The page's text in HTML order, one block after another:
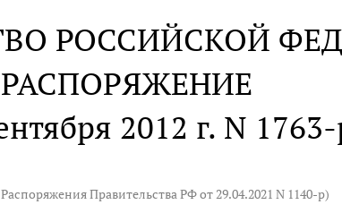
РОССИЙСКОЙ
РАСПОРЯЖЕНИЕ
2012 г. N
Правительства РФ от 29.04.2021 N 1140-р)